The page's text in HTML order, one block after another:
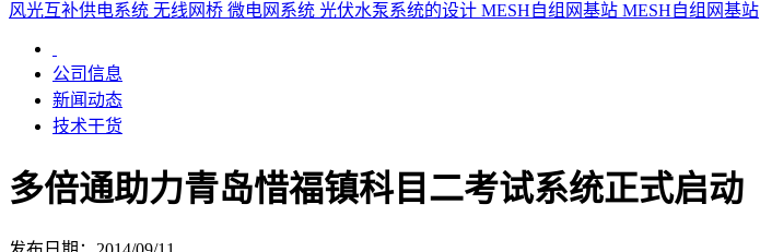
风光互补供电系统 无线网桥 微电网系统 光伏水泵系统的设计 MESH自组网基站 MESH自组网基站
公司信息
新闻动态
技术干货
多倍通助力青岛惜福镇科目二考试系统正式启动